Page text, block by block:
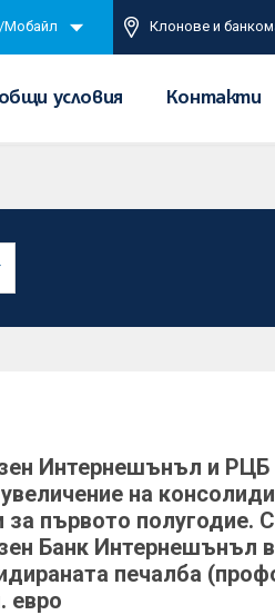
Мобайл Клонове и
условия Контакти
Интернешънъл и РЦБ
на
за първото полугодие.
Банк Интернешънъл
печалба
евро